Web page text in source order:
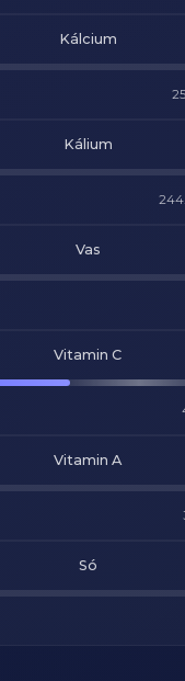
Kálcium
Kálium
Vas
Vitamin C
Vitamin A
Só